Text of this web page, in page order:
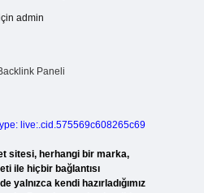
admin
live:.cid.575569c608265c69
sitesi, herhangi bir marka,
ile hiçbir bağlantısı
yalnızca kendi hazırladığımız